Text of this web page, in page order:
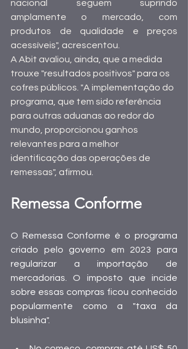
nacional seguem suprindo
amplamente o mercado, com
produtos de qualidade e preços
acessíveis", acrescentou.
A Abit avaliou, ainda, que a medida
trouxe "resultados positivos" para os
cofres públicos. "A implementação do
programa, que tem sido referência
para outras aduanas ao redor do
mundo, proporcionou ganhos
relevantes para a melhor
identificação das operações de
remessas", afirmou.
Remessa Conforme
O Remessa Conforme é o programa
criado pelo governo em 2023 para
regularizar a importação de
mercadorias. O imposto que incide
sobre essas compras ficou conhecido
popularmente como a "taxa da
blusinha".